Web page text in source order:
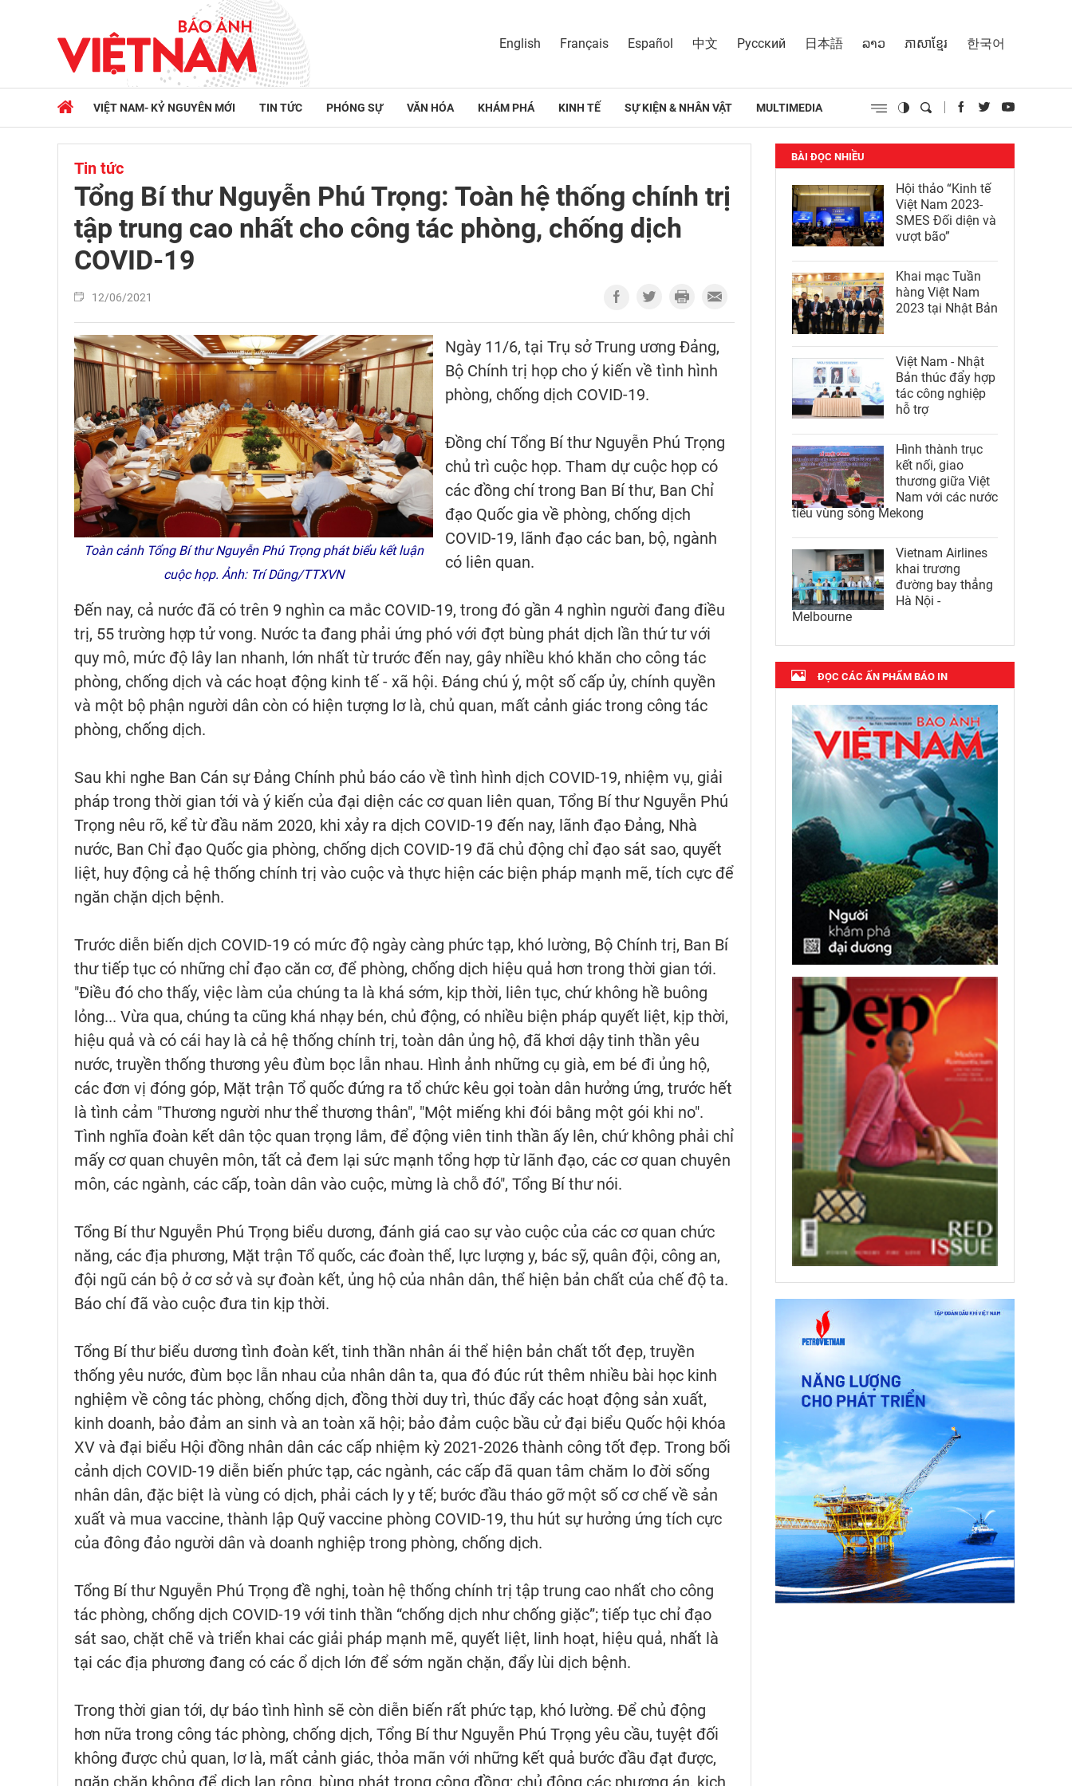
English Français Español 中文 Русский 日本語 ລາວ ភាសាខ្មែរ 한국어
VIỆT NAM- KỶ NGUYÊN MỚI TIN TỨC PHÓNG SỰ VĂN HÓA KHÁM PHÁ KINH TẾ SỰ KIỆN & NHÂN VẬT MULTIMEDIA
Tin tức
Tổng Bí thư Nguyễn Phú Trọng: Toàn hệ thống chính trị
tập trung cao nhất cho công tác phòng, chống dịch
COVID-19
12/06/2021
Toàn cảnh Tổng Bí thư Nguyễn Phú Trọng phát biểu kết luận
cuộc họp. Ảnh: Trí Dũng/TTXVN
Ngày 11/6, tại Trụ sở Trung ương Đảng,
Bộ Chính trị họp cho ý kiến về tình hình
phòng, chống dịch COVID-19.
Đồng chí Tổng Bí thư Nguyễn Phú Trọng
chủ trì cuộc họp. Tham dự cuộc họp có
các đồng chí trong Ban Bí thư, Ban Chỉ
đạo Quốc gia về phòng, chống dịch
COVID-19, lãnh đạo các ban, bộ, ngành
có liên quan.
Đến nay, cả nước đã có trên 9 nghìn ca mắc COVID-19, trong đó gần 4 nghìn người đang điều
trị, 55 trường hợp tử vong. Nước ta đang phải ứng phó với đợt bùng phát dịch lần thứ tư với
quy mô, mức độ lây lan nhanh, lớn nhất từ trước đến nay, gây nhiều khó khăn cho công tác
phòng, chống dịch và các hoạt động kinh tế - xã hội. Đáng chú ý, một số cấp ủy, chính quyền
và một bộ phận người dân còn có hiện tượng lơ là, chủ quan, mất cảnh giác trong công tác
phòng, chống dịch.
Sau khi nghe Ban Cán sự Đảng Chính phủ báo cáo về tình hình dịch COVID-19, nhiệm vụ, giải
pháp trong thời gian tới và ý kiến của đại diện các cơ quan liên quan, Tổng Bí thư Nguyễn Phú
Trọng nêu rõ, kể từ đầu năm 2020, khi xảy ra dịch COVID-19 đến nay, lãnh đạo Đảng, Nhà
nước, Ban Chỉ đạo Quốc gia phòng, chống dịch COVID-19 đã chủ động chỉ đạo sát sao, quyết
liệt, huy động cả hệ thống chính trị vào cuộc và thực hiện các biện pháp mạnh mẽ, tích cực để
ngăn chặn dịch bệnh.
Trước diễn biến dịch COVID-19 có mức độ ngày càng phức tạp, khó lường, Bộ Chính trị, Ban Bí
thư tiếp tục có những chỉ đạo căn cơ, để phòng, chống dịch hiệu quả hơn trong thời gian tới.
"Điều đó cho thấy, việc làm của chúng ta là khá sớm, kịp thời, liên tục, chứ không hề buông
lỏng... Vừa qua, chúng ta cũng khá nhạy bén, chủ động, có nhiều biện pháp quyết liệt, kịp thời,
hiệu quả và có cái hay là cả hệ thống chính trị, toàn dân ủng hộ, đã khơi dậy tinh thần yêu
nước, truyền thống thương yêu đùm bọc lẫn nhau. Hình ảnh những cụ già, em bé đi ủng hộ,
các đơn vị đóng góp, Mặt trận Tổ quốc đứng ra tổ chức kêu gọi toàn dân hưởng ứng, trước hết
là tình cảm "Thương người như thể thương thân", "Một miếng khi đói bằng một gói khi no".
Tình nghĩa đoàn kết dân tộc quan trọng lắm, để động viên tinh thần ấy lên, chứ không phải chỉ
mấy cơ quan chuyên môn, tất cả đem lại sức mạnh tổng hợp từ lãnh đạo, các cơ quan chuyên
môn, các ngành, các cấp, toàn dân vào cuộc, mừng là chỗ đó", Tổng Bí thư nói.
Tổng Bí thư Nguyễn Phú Trọng biểu dương, đánh giá cao sự vào cuộc của các cơ quan chức
năng, các địa phương, Mặt trận Tổ quốc, các đoàn thể, lực lượng y, bác sỹ, quân đội, công an,
đội ngũ cán bộ ở cơ sở và sự đoàn kết, ủng hộ của nhân dân, thể hiện bản chất của chế độ ta.
Báo chí đã vào cuộc đưa tin kịp thời.
Tổng Bí thư biểu dương tình đoàn kết, tinh thần nhân ái thể hiện bản chất tốt đẹp, truyền
thống yêu nước, đùm bọc lẫn nhau của nhân dân ta, qua đó đúc rút thêm nhiều bài học kinh
nghiệm về công tác phòng, chống dịch, đồng thời duy trì, thúc đẩy các hoạt động sản xuất,
kinh doanh, bảo đảm an sinh và an toàn xã hội; bảo đảm cuộc bầu cử đại biểu Quốc hội khóa
XV và đại biểu Hội đồng nhân dân các cấp nhiệm kỳ 2021-2026 thành công tốt đẹp. Trong bối
cảnh dịch COVID-19 diễn biến phức tạp, các ngành, các cấp đã quan tâm chăm lo đời sống
nhân dân, đặc biệt là vùng có dịch, phải cách ly y tế; bước đầu tháo gỡ một số cơ chế về sản
xuất và mua vaccine, thành lập Quỹ vaccine phòng COVID-19, thu hút sự hưởng ứng tích cực
của đông đảo người dân và doanh nghiệp trong phòng, chống dịch.
Tổng Bí thư Nguyễn Phú Trọng đề nghị, toàn hệ thống chính trị tập trung cao nhất cho công
tác phòng, chống dịch COVID-19 với tinh thần “chống dịch như chống giặc”; tiếp tục chỉ đạo
sát sao, chặt chẽ và triển khai các giải pháp mạnh mẽ, quyết liệt, linh hoạt, hiệu quả, nhất là
tại các địa phương đang có các ổ dịch lớn để sớm ngăn chặn, đẩy lùi dịch bệnh.
Trong thời gian tới, dự báo tình hình sẽ còn diễn biến rất phức tạp, khó lường. Để chủ động
hơn nữa trong công tác phòng, chống dịch, Tổng Bí thư Nguyễn Phú Trọng yêu cầu, tuyệt đối
không được chủ quan, lơ là, mất cảnh giác, thỏa mãn với những kết quả bước đầu đạt được,
ngăn chặn không để dịch lan rộng, bùng phát trong cộng đồng; chủ động các phương án, kịch
BÀI ĐỌC NHIỀU
Hội thảo “Kinh tế
Việt Nam 2023-
SMES Đối diện và
vượt bão”
Khai mạc Tuần
hàng Việt Nam
2023 tại Nhật Bản
Việt Nam - Nhật
Bản thúc đẩy hợp
tác công nghiệp
hỗ trợ
Hình thành trục
kết nối, giao
thương giữa Việt
Nam với các nước
tiểu vùng sông Mekong
Vietnam Airlines
khai trương
đường bay thẳng
Hà Nội -
Melbourne
ĐỌC CÁC ẤN PHẨM BÁO IN